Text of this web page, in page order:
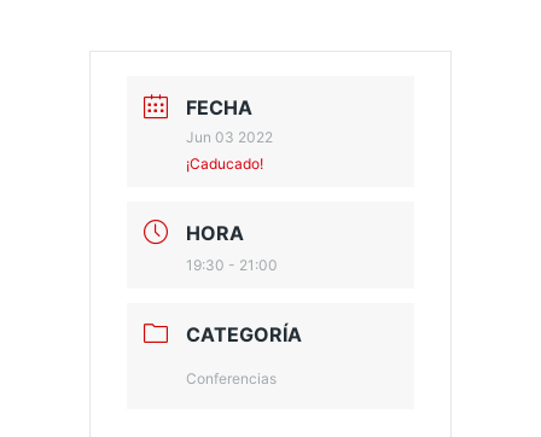
FECHA
Jun 03 2022
¡Caducado!
HORA
19:30 - 21:00
CATEGORÍA
Conferencias